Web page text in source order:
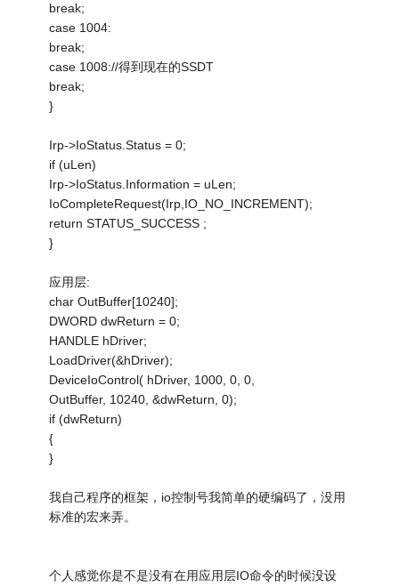
break;
case 1004:
break;
case 1008://得到现在的SSDT
break;
}
Irp->IoStatus.Status = 0;
if (uLen)
Irp->IoStatus.Information = uLen;
IoCompleteRequest(Irp,IO_NO_INCREMENT);
return STATUS_SUCCESS ;
}
应用层:
char OutBuffer[10240];
DWORD dwReturn = 0;
HANDLE hDriver;
LoadDriver(&hDriver);
DeviceIoControl( hDriver, 1000, 0, 0,
OutBuffer, 10240, &dwReturn, 0);
if (dwReturn)
{
}
我自己程序的框架，io控制号我简单的硬编码了，没用
标准的宏来弄。
个人感觉你是不是没有在用应用层IO命令的时候没设